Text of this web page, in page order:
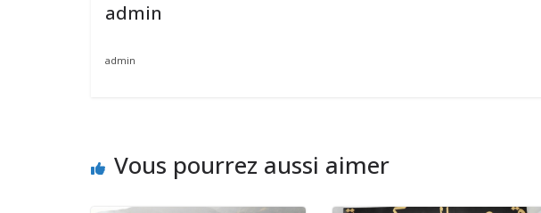
admin
admin
Vous pourrez aussi aimer